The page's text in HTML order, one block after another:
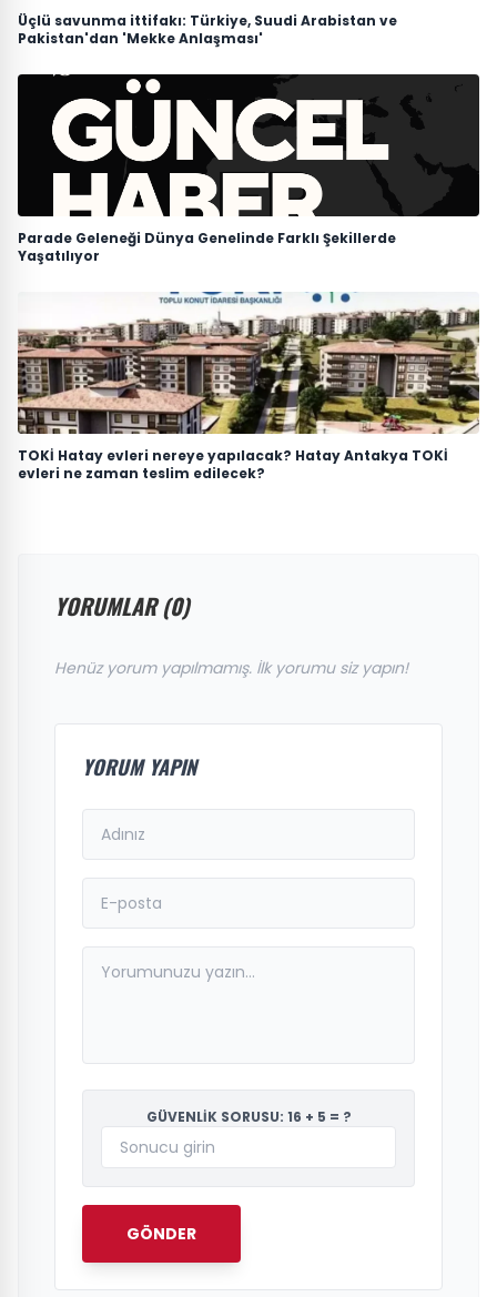
Üçlü savunma ittifakı: Türkiye, Suudi Arabistan ve
Pakistan'dan 'Mekke Anlaşması'
Parade Geleneği Dünya Genelinde Farklı Şekillerde
Yaşatılıyor
TOKİ Hatay evleri nereye yapılacak? Hatay Antakya TOKİ
evleri ne zaman teslim edilecek?
YORUMLAR (0)
Henüz yorum yapılmamış. İlk yorumu siz yapın!
YORUM YAPIN
GÜVENLİK SORUSU: 16 + 5 = ?
GÖNDER